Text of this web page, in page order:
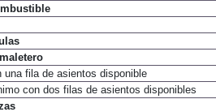
una fila de asientos disponible
con dos filas de asientos disponibles